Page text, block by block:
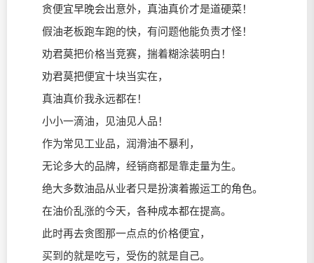
贪便宜早晚会出意外，真油真价才是道硬菜！
假油老板跑车跑的快，有问题他能负责才怪！
劝君莫把价格当竞赛，揣着糊涂装明白！
劝君莫把便宜十块当实在，
真油真价我永远都在！
小小一滴油，见油见人品！
作为常见工业品，润滑油不暴利，
无论多大的品牌，经销商都是靠走量为生。
绝大多数油品从业者只是扮演着搬运工的角色。
在油价乱涨的今天，各种成本都在提高。
此时再去贪图那一点点的价格便宜，
买到的就是吃亏，受伤的就是自己。